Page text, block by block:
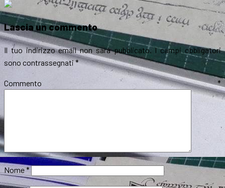
Lascia un commento
Il tuo indirizzo email non sarà pubblicato. I campi obbligatori
sono contrassegnati*
Commento*
Nome*